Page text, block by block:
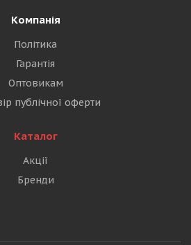
Компанія
Політика
Гарантія
Оптовикам
публічної оферти
Каталог
Акції
Бренди